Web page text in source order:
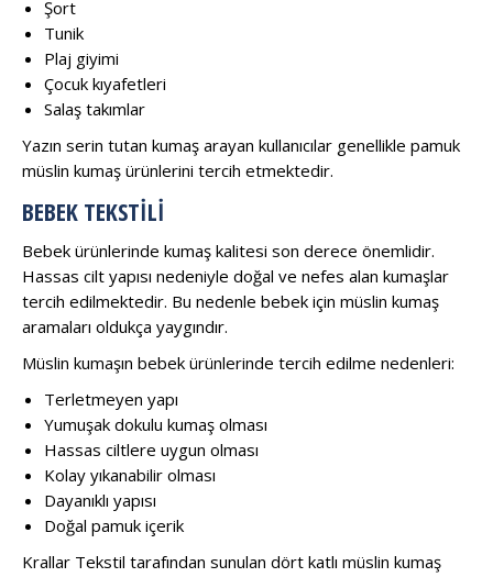
Şort
Tunik
Plaj giyimi
Çocuk kıyafetleri
Salaş takımlar
Yazın serin tutan kumaş arayan kullanıcılar genellikle pamuk
müslin kumaş ürünlerini tercih etmektedir.
BEBEK TEKSTILI
Bebek ürünlerinde kumaş kalitesi son derece önemlidir.
Hassas cilt yapısı nedeniyle doğal ve nefes alan kumaşlar
tercih edilmektedir. Bu nedenle bebek için müslin kumaş
aramaları oldukça yaygındır.
Müslin kumaşın bebek ürünlerinde tercih edilme nedenleri:
Terletmeyen yapı
Yumuşak dokulu kumaş olması
Hassas ciltlere uygun olması
Kolay yıkanabilir olması
Dayanıklı yapısı
Doğal pamuk içerik
Krallar Tekstil tarafından sunulan dört katlı müslin kumaş